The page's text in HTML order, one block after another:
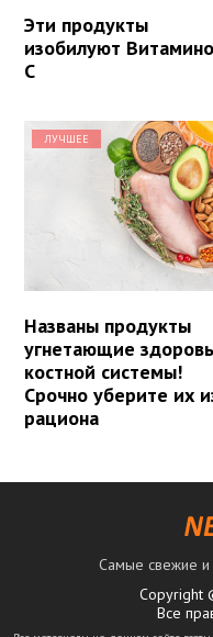
Эти продукты
изобилуют
С
ЛУЧШЕЕ
Названы продукты
угнетающие
костной системы!
Срочно уберите их
рациона
Самые свежие и
Copyright
Все